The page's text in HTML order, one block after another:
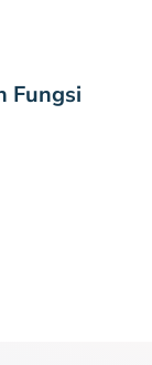
Fungsi